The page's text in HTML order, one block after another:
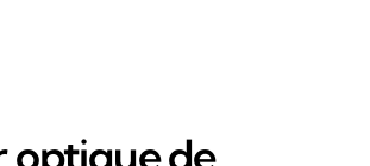
optique de